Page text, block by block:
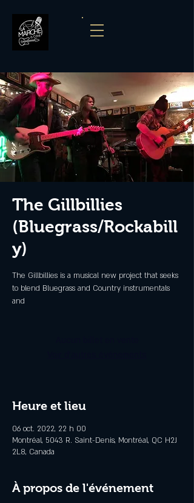
The Gillbillies
(Bluegrass/Rockabill
y)
The Gillbillies is a musical new project that seeks
to blend Bluegrass and Country instrumentals
and
Heure et lieu
06 oct. 2022, 22 h 00
Montréal, 5043 R. Saint-Denis, Montréal, QC H2J
2L8, Canada
À propos de l'événement